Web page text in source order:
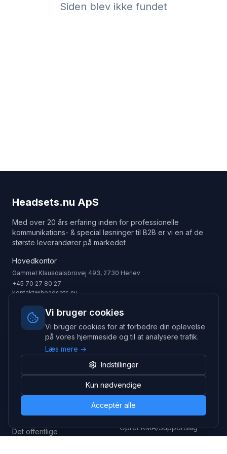
Vi bruger cookies
Vi bruger cookies for at forbedre din oplevelse
på vores hjemmeside og til at analysere trafik.
Læs mere →
Indstillinger
Kun nødvendige
Acceptér alle
Siden blev ikke fundet
Headsets.nu ApS
Med over 20 års erfaring inden for professionelle
kommunikations- & special løsninger til B2B er vi en af de
største leverandører på markedet
Hovedkontor
Gammel Klausdalsbrovej 493, 2730 Herlev
+45 70 27 80 27
kontakt@headsets.nu
Salgsafdeling
Strevelinsvej 20, 7000 Fredericia
+45 70 27 80 27
salg@headsets.nu
CVR: 39774984
Bæredygtighed & refurb
Logistik & driftssikkerhed
Det offentlige
Support
>> Gå til legacy webshop
Opret RMA/Supportsag